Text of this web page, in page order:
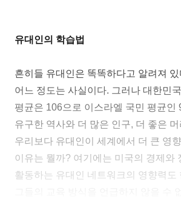
유대인의 학습법
흔히들 유대인은 똑똑하다고 알려져
어느 정도는 사실이다. 그러나 대한민
평균은 106으로 이스라엘 국민 평균인
유구한 역사와 더 많은 인구, 더 좋은
우리보다 유대인이 세계에서 더 큰 영
이유는 뭘까? 여기에는 미국의 경제와
활동하는 유대인 네트워크의 영향력도